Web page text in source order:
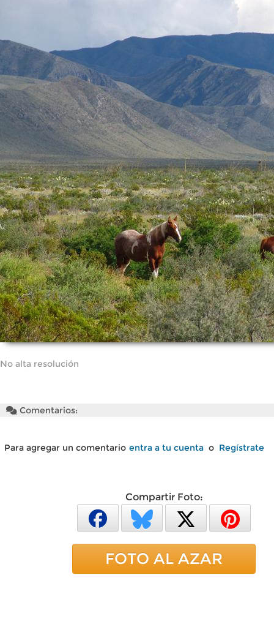
No alta resolución
Comentarios:
Para agregar un comentario entra a tu cuenta o Regístrate
Compartir Foto:
FOTO AL AZAR